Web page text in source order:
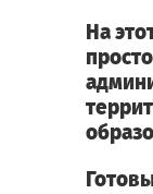
На